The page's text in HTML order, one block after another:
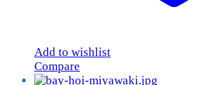
Add to wishlist
Compare